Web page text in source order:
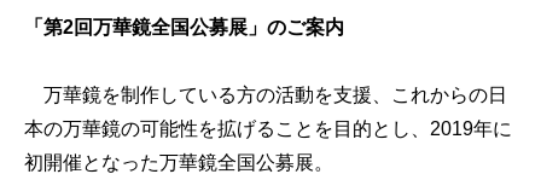
「第2回万華鏡全国公募展」のご案内
万華鏡を制作している方の活動を支援、これからの日
本の万華鏡の可能性を拡げることを目的とし、2019年に
初開催となった万華鏡全国公募展。